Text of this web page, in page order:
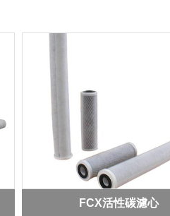
FCX活性碳濾心